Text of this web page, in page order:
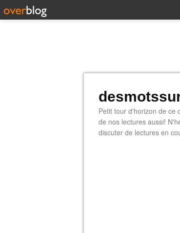
Petit tour d'horizon de ce
de nos lectures aussi!
discuter de lectures en